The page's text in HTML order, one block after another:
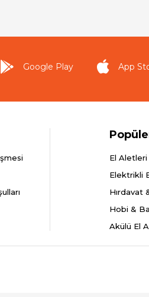
Google Play App
El Aletleri
Elektrikli
Hırdavat
Hobi &
Akülü El